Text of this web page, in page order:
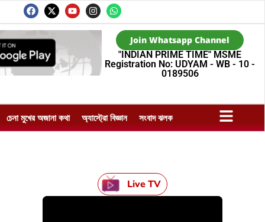
Join Whatsapp Channel
"INDIAN PRIME TIME" MSME
Registration No: UDYAM - WB - 10 -
0189506
চেনা মুখের অজানা কথা অ্যাস্ট্রো বিজ্ঞান সংবাদ ঝলক
Live TV